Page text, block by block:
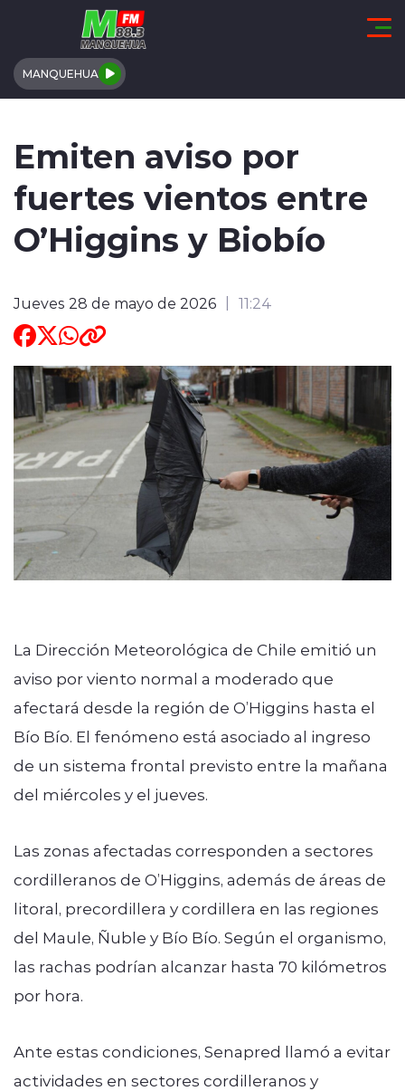
Click acá para ir directamente al contenido
MANQUEHUA
REGIONALES
ACTUALIDAD
TENDENCIAS
DEPORTES
INTERNACIONAL
ENTREVISTAS
modo claro
Emiten aviso por
fuertes vientos entre
O’Higgins y Biobío
Jueves 28 de mayo de 2026 11:24
La Dirección Meteorológica de Chile emitió un
aviso por viento normal a moderado que
afectará desde la región de O’Higgins hasta el
Bío Bío. El fenómeno está asociado al ingreso
de un sistema frontal previsto entre la mañana
del miércoles y el jueves.
Las zonas afectadas corresponden a sectores
cordilleranos de O’Higgins, además de áreas de
litoral, precordillera y cordillera en las regiones
del Maule, Ñuble y Bío Bío. Según el organismo,
las rachas podrían alcanzar hasta 70 kilómetros
por hora.
Ante estas condiciones, Senapred llamó a evitar
actividades en sectores cordilleranos y